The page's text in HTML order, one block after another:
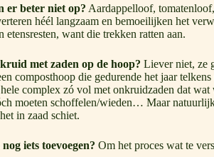
er beter niet op? Aardappelloof,
héél langzaam en bemoeilijken het
etensresten, want die trekken ratten aan.
met zaden op de hoop? Liever niet, ze
composthoop die gedurende het jaar
complex zó vol met onkruidzaden dat
moeten schoffelen/wieden… Maar
in zaad schiet.
iets toevoegen? Om het proces wat te